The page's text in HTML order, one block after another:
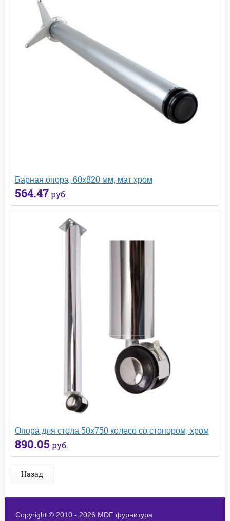
Барная опора, 60х820 мм, мат хром
564.47 руб.
Опора для стола 50х750 колесо со стопором, хром
890.05 руб.
Назад
Copyright © 2010 - 2026 MDF фурнитура